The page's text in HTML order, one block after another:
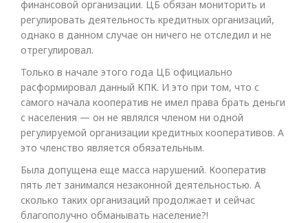
финансовой организации. ЦБ обязан мониторить и
регулировать деятельность кредитных организаций,
однако в данном случае он ничего не отследил и не
отрегулировал.
Только в начале этого года ЦБ официально
расформировал данный КПК. И это при том, что с
самого начала кооператив не имел права брать деньги
с населения — он не являлся членом ни одной
регулируемой организации кредитных кооперативов. А
это членство является обязательным.
Была допущена еще масса нарушений. Кооператив
пять лет занимался незаконной деятельностью. А
сколько таких организаций продолжает и сейчас
благополучно обманывать население?!